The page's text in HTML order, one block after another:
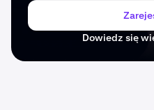
Dowiedz się